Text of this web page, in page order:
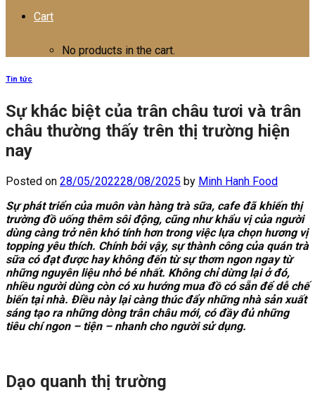
Cart
No products in the cart.
Tin tức
Sự khác biệt của trân châu tươi và trân
châu thường thấy trên thị trường hiện
nay
Posted on 28/05/202228/08/2025 by Minh Hanh Food
Sự phát triển của muôn vàn hàng trà sữa, cafe đã khiến thị
trường đồ uống thêm sôi động, cũng như khẩu vị của người
dùng càng trở nên khó tính hơn trong việc lựa chọn hương vị
topping yêu thích. Chính bởi vậy, sự thành công của quán trà
sữa có đạt được hay không đến từ sự thơm ngon ngay từ
những nguyên liệu nhỏ bé nhất. Không chỉ dừng lại ở đó,
nhiều người dùng còn có xu hướng mua đồ có sẵn để dễ chế
biến tại nhà. Điều này lại càng thúc đẩy những nhà sản xuất
sáng tạo ra những dòng trân châu mới, có đầy đủ những
tiêu chí ngon – tiện – nhanh cho người sử dụng.
Dạo quanh thị trường